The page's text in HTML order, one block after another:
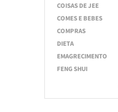
COISAS DE JEE
COMES E BEBES
COMPRAS
DIETA
EMAGRECIMENTO
FENG SHUI